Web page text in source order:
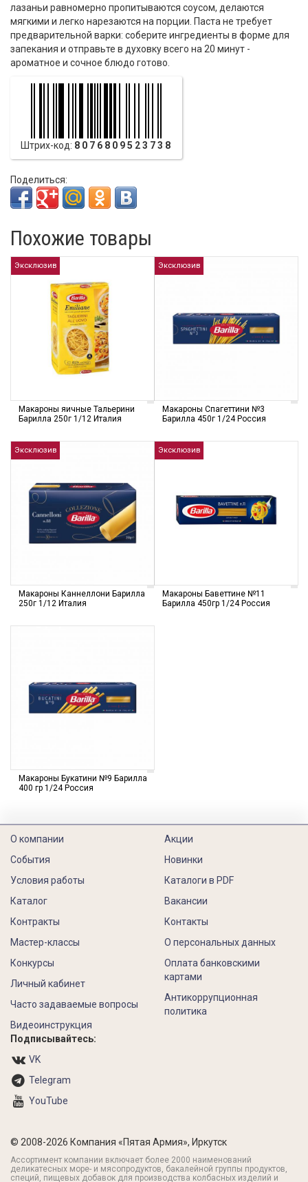
лазаньи равномерно пропитываются соусом, делаются
мягкими и легко нарезаются на порции. Паста не требует
предварительной варки: соберите ингредиенты в форме для
запекания и отправьте в духовку всего на 20 минут -
ароматное и сочное блюдо готово.
Штрих-код: 8076809523738
Поделиться:
Похожие товары
Эксклюзив
Макароны яичные Тальерини
Барилла 250г 1/12 Италия
Эксклюзив
Макароны Спагеттини №3
Барилла 450г 1/24 Россия
Эксклюзив
Макароны Каннеллони Барилла
250г 1/12 Италия
Эксклюзив
Макароны Баветтине №11
Барилла 450гр 1/24 Россия
Макароны Букатини №9 Барилла
400 гр 1/24 Россия
О компании
События
Условия работы
Каталог
Контракты
Акции
Новинки
Каталоги в PDF
Вакансии
Контакты
Мастер-классы
Конкурсы
Личный кабинет
Часто задаваемые вопросы
Видеоинструкция
О персональных данных
Оплата банковскими
картами
Антикоррупционная
политика
Подписывайтесь:
VK
Telegram
YouTube
© 2008-2026 Компания «Пятая Армия», Иркутск
Ассортимент компании включает более 2000 наименований
деликатесных море- и мясопродуктов, бакалейной группы продуктов,
специй, пищевых добавок для производства колбасных изделий и